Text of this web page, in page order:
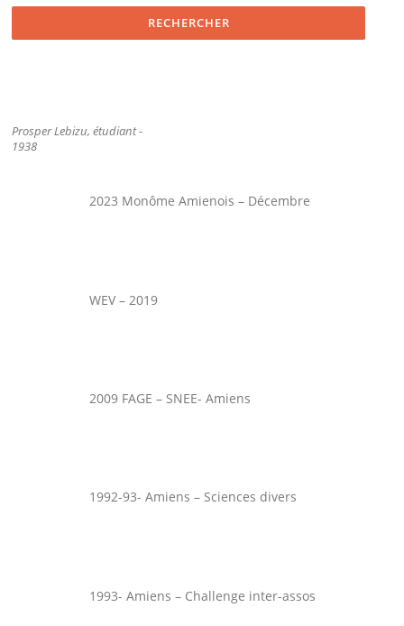
Prosper Lebizu, étudiant -
1938
2023 Monôme Amienois – Décembre
WEV – 2019
2009 FAGE – SNEE- Amiens
1992-93- Amiens – Sciences divers
1993- Amiens – Challenge inter-assos